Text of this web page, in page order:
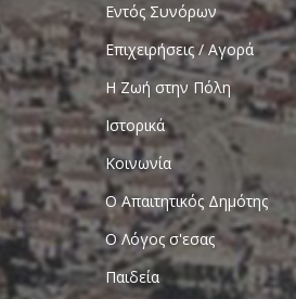
Εντός Συνόρων
Επιχειρήσεις / Αγορά
Η Ζωή στην Πόλη
Ιστορικά
Κοινωνία
Ο Απαιτητικός Δημότης
Ο Λόγος σ'εσας
Παιδεία